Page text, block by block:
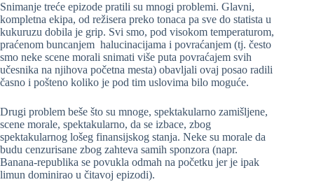
Snimanje treće epizode pratili su mnogi problemi. Glavni,
kompletna ekipa, od režisera preko tonaca pa sve do statista u
kukuruzu dobila je grip. Svi smo, pod visokom temperaturom,
praćenom buncanjem halucinacijama i povraćanjem (tj. često
smo neke scene morali snimati više puta povraćajem svih
učesnika na njihova početna mesta) obavljali ovaj posao radili
časno i pošteno koliko je pod tim uslovima bilo moguće.
Drugi problem beše što su mnoge, spektakularno zamišljene,
scene morale, spektakularno, da se izbace, zbog
spektakularnog lošeg finansijskog stanja. Neke su morale da
budu cenzurisane zbog zahteva samih sponzora (napr.
Banana-republika se povukla odmah na početku jer je ipak
limun dominirao u čitavoj epizodi).